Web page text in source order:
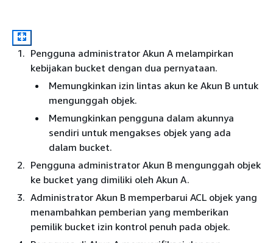
Pengguna administrator Akun A melampirkan
kebijakan bucket dengan dua pernyataan.
Memungkinkan izin lintas akun ke Akun B untuk
mengunggah objek.
Memungkinkan pengguna dalam akunnya
sendiri untuk mengakses objek yang ada
dalam bucket.
Pengguna administrator Akun B mengunggah objek
ke bucket yang dimiliki oleh Akun A.
Administrator Akun B memperbarui ACL objek yang
menambahkan pemberian yang memberikan
pemilik bucket izin kontrol penuh pada objek.